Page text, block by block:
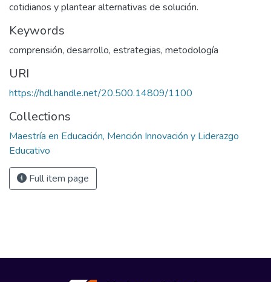
cotidianos y plantear alternativas de solución.
Keywords
comprensión, desarrollo, estrategias, metodología
URI
https://hdl.handle.net/20.500.14809/1100
Collections
Maestría en Educación, Mención Innovación y Liderazgo
Educativo
Full item page